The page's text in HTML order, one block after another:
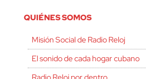
QUIÉNES SOMOS
Misión Social de Radio Reloj
El sonido de cada hogar cubano